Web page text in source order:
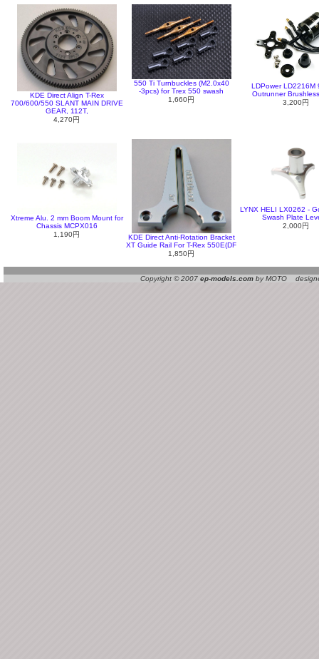
KDE Direct Align T-Rex
700/600/550 SLANT MAIN DRIVE
GEAR, 112T,
4,270円
550 Ti Turnbuckles (M2.0x40
-3pcs) for Trex 550 swash
1,660円
LDPower LD2216M
Outrunner
3,200円
Xtreme Alu. 2 mm Boom Mount for
Chassis MCPX016
1,190円
KDE Direct Anti-Rotation Bracket
XT Guide Rail For T-Rex 550E(DF
1,850円
LYNX HELI LX0262 -
Swash Plate
2,000円
Copyright © 2007 ep-models.com by MOTO